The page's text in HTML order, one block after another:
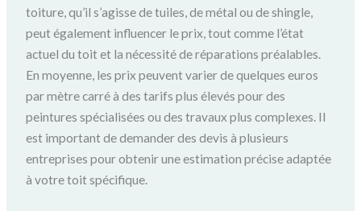
toiture, qu’il s’agisse de tuiles, de métal ou de shingle,
peut également influencer le prix, tout comme l’état
actuel du toit et la nécessité de réparations préalables.
En moyenne, les prix peuvent varier de quelques euros
par mètre carré à des tarifs plus élevés pour des
peintures spécialisées ou des travaux plus complexes. Il
est important de demander des devis à plusieurs
entreprises pour obtenir une estimation précise adaptée
à votre toit spécifique.